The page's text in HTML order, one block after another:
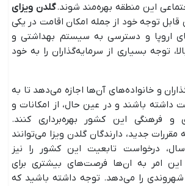
این منطقه بهره‌مند شوند.گلدن ویزای
قابل توجه خود از جمله امکان اقامت در یکی
اروپا و دسترسی به سیستم بهداشتی و
توجه بسیاری از سرمایه‌گذاران را به خود
و خانواده‌های آن‌ها اجازه می‌دهد تا به
داشته باشند و در عین حال، از امکانات و
و فرهنگی این کشور بهره‌برداری کنند.
جدید، دارندگان گلدن ویزا می‌توانند
بعد از گذشت ۷ سال، درخواست تابعیت این کشور را نیز
امر به ان‌ها فرصت‌های بیشتری برای
شهروندی را می‌دهد. توجه داشته باشید که